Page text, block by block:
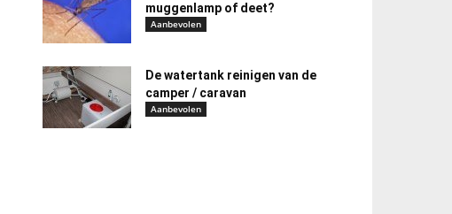
muggenlamp of deet?
Aanbevolen
De watertank reinigen van de
camper / caravan
Aanbevolen